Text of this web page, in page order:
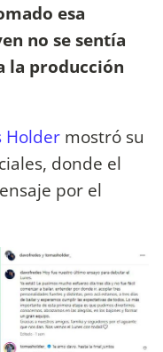
esa
no se sentía
la producción
Holder mostró su
donde el
por el